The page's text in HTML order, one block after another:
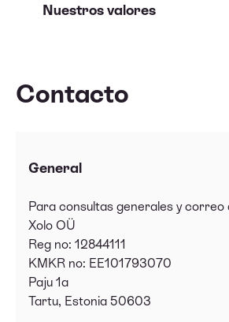
Nuestros valores
Contacto
General
Para consultas generales y correo
Xolo OÜ
Reg no: 12844111
KMKR no: EE101793070
Paju 1a
Tartu, Estonia 50603